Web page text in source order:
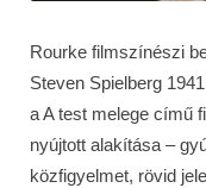
Rourke filmszínészi
Steven Spielberg
a A test melege című
nyújtott alakítása –
közfigyelmet, rövid